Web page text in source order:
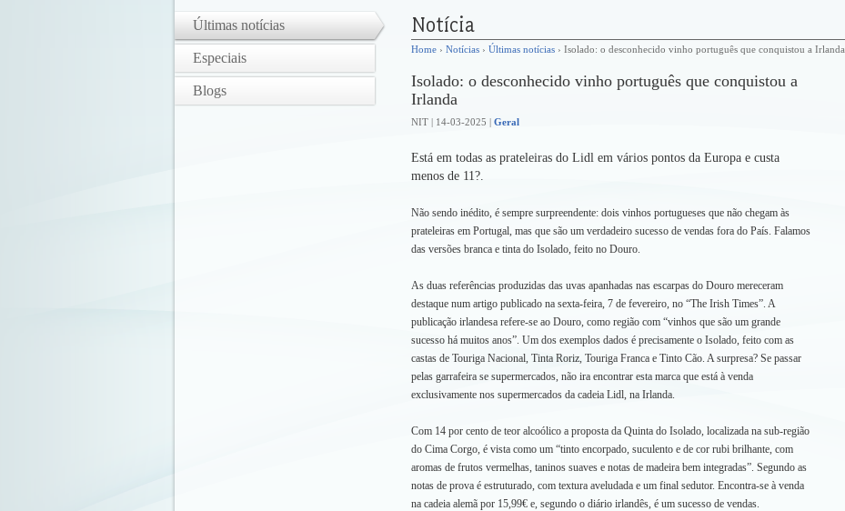
Últimas notícias
Especiais
Blogs
Home › Notícias › Últimas notícias › Isolado: o desconhecido vinho português que conquistou a Irlanda
Isolado: o desconhecido vinho português que conquistou a
Irlanda
NIT | 14-03-2025 | Geral
Está em todas as prateleiras do Lidl em vários pontos da Europa e custa
menos de 11?.
Não sendo inédito, é sempre surpreendente: dois vinhos portugueses que não chegam às
prateleiras em Portugal, mas que são um verdadeiro sucesso de vendas fora do País. Falamos
das versões branca e tinta do Isolado, feito no Douro.
As duas referências produzidas das uvas apanhadas nas escarpas do Douro mereceram
destaque num artigo publicado na sexta-feira, 7 de fevereiro, no “The Irish Times”. A
publicação irlandesa refere-se ao Douro, como região com “vinhos que são um grande
sucesso há muitos anos”. Um dos exemplos dados é precisamente o Isolado, feito com as
castas de Touriga Nacional, Tinta Roriz, Touriga Franca e Tinto Cão. A surpresa? Se passar
pelas garrafeira se supermercados, não ira encontrar esta marca que está à venda
exclusivamente nos supermercados da cadeia Lidl, na Irlanda.
Com 14 por cento de teor alcoólico a proposta da Quinta do Isolado, localizada na sub-região
do Cima Corgo, é vista como um “tinto encorpado, suculento e de cor rubi brilhante, com
aromas de frutos vermelhas, taninos suaves e notas de madeira bem integradas”. Segundo as
notas de prova é estruturado, com textura aveludada e um final sedutor. Encontra-se à venda
na cadeia alemã por 15,99€ e, segundo o diário irlandês, é um sucesso de vendas.